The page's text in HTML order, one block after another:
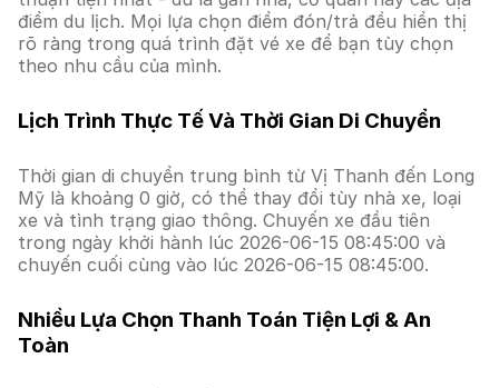
điểm du lịch. Mọi lựa chọn điểm đón/trả đều hiển thị
rõ ràng trong quá trình đặt vé xe để bạn tùy chọn
theo nhu cầu của mình.
Lịch Trình Thực Tế Và Thời Gian Di Chuyển
Thời gian di chuyển trung bình từ Vị Thanh đến Long
Mỹ là khoảng 0 giờ, có thể thay đổi tùy nhà xe, loại
xe và tình trạng giao thông. Chuyến xe đầu tiên
trong ngày khởi hành lúc 2026-06-15 08:45:00 và
chuyến cuối cùng vào lúc 2026-06-15 08:45:00.
Nhiều Lựa Chọn Thanh Toán Tiện Lợi & An
Toàn